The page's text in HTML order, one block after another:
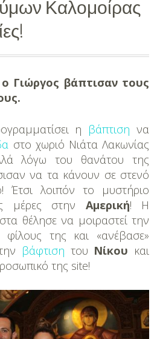
Καλομοίρας
ο Γιώργος βάπτισαν τους
η βάπτιση να
στο χωριό Νιάτα Λακωνίας
λόγω του θανάτου της
να τα κάνουν σε στενό
Έτσι λοιπόν το μυστήριο
μέρες στην Αμερική! Η
θέλησε να μοιραστεί την
της και «ανέβασε»
βάφτιση του Νίκου και
της site!